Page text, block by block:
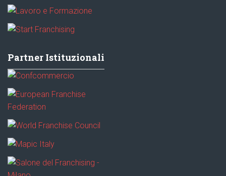
Partner Istituzionali